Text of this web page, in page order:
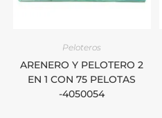
Peloteros
ARENERO Y PELOTERO 2
EN 1 CON 75 PELOTAS
-4050054